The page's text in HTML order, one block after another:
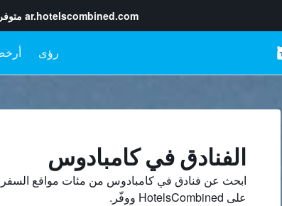
ar.hotelscombined.com
رؤى
الفنادق في كامبادوس
ابحث عن فنادق في كامبادوس من مئات مواقع السفر
على HotelsCombined ووفّر.